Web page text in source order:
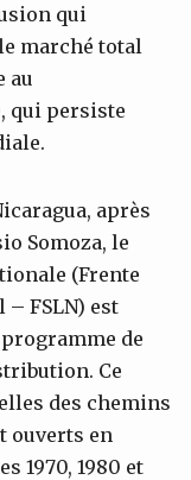
qui
marché total
au
qui persiste
après
Somoza, le
(Frente
FSLN) est
de
Ce
des chemins
ouverts en
1970, 1980 et